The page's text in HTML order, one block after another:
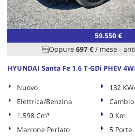
59.550 €
Oppure 697 € / mese -
HYUNDAI Santa Fe 1.6 T-GDi PHEV
Nuovo
132
Elettrica/Benzina
1.598 Cm³
0 Km
Marrone Perlato
5 Porte
Cookie necessari
Cookie delle preferenze
Cookie analitici